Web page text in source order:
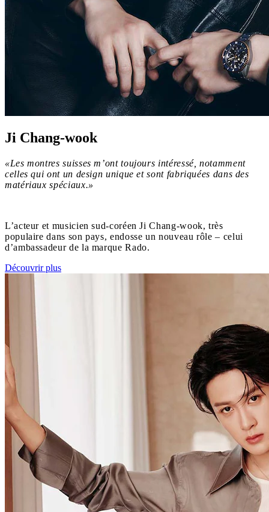
Ji Chang-wook
«Les montres suisses m’ont toujours intéressé, notamment
celles qui ont un design unique et sont fabriquées dans des
matériaux spéciaux.»
L’acteur et musicien sud-coréen Ji Chang-wook, très
populaire dans son pays, endosse un nouveau rôle – celui
d’ambassadeur de la marque Rado.
Découvrir plus